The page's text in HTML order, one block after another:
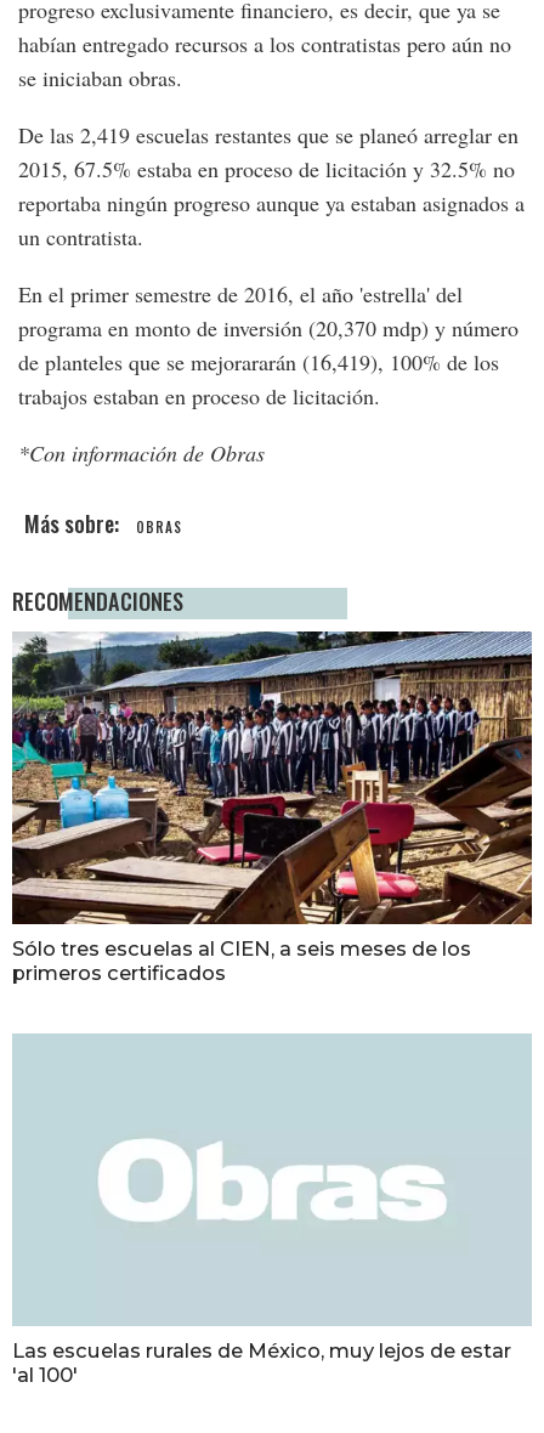
progreso exclusivamente financiero, es decir, que ya se
habían entregado recursos a los contratistas pero aún no
se iniciaban obras.
De las 2,419 escuelas restantes que se planeó arreglar en
2015, 67.5% estaba en proceso de licitación y 32.5% no
reportaba ningún progreso aunque ya estaban asignados a
un contratista.
En el primer semestre de 2016, el año 'estrella' del
programa en monto de inversión (20,370 mdp) y número
de planteles que se mejorararán (16,419), 100% de los
trabajos estaban en proceso de licitación.
*Con información de Obras
OBRAS
RECOMENDACIONES
Sólo tres escuelas al CIEN, a seis meses de los
primeros certificados
Las escuelas rurales de México, muy lejos de estar
'al 100'